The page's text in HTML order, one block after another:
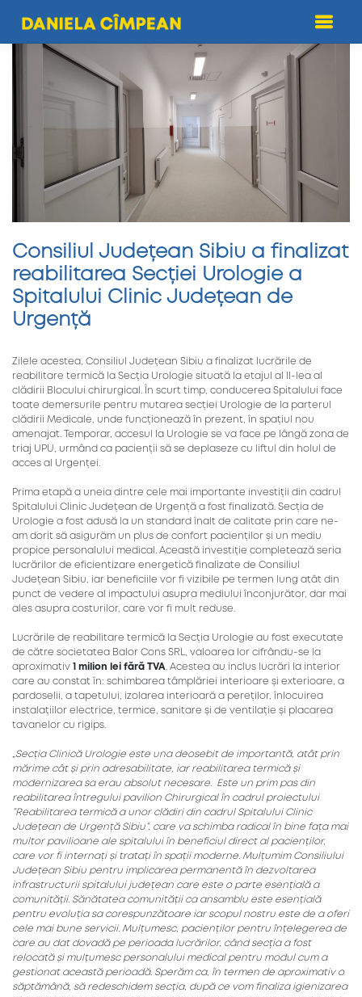
Consiliul Județean Sibiu a finalizat
reabilitarea Secției Urologie a
Spitalului Clinic Județean de
Urgență
Zilele acestea, Consiliul Județean Sibiu a finalizat lucrările de
reabilitare termică la Secția Urologie situată la etajul al II-lea al
clădirii Blocului chirurgical. În scurt timp, conducerea Spitalului face
toate demersurile pentru mutarea secției Urologie de la parterul
clădirii Medicale, unde funcționează în prezent, în spațiul nou
amenajat. Temporar, accesul la Urologie se va face pe lângă zona de
triaj UPU, urmând ca pacienții să se deplaseze cu liftul din holul de
acces al Urgenței.
Prima etapă a uneia dintre cele mai importante investiții din cadrul
Spitalului Clinic Județean de Urgență a fost finalizată. Secția de
Urologie a fost adusă la un standard înalt de calitate prin care ne-
am dorit să asigurăm un plus de confort pacienților și un mediu
propice personalului medical. Această investiție completează seria
lucrărilor de eficientizare energetică finalizate de Consiliul
Județean Sibiu, iar beneficiile vor fi vizibile pe termen lung atât din
punct de vedere al impactului asupra mediului înconjurător, dar mai
ales asupra costurilor, care vor fi mult reduse.
Lucrările de reabilitare termică la Secția Urologie au fost executate
de către societatea Balor Cons SRL, valoarea lor cifrându-se la
aproximativ 1 milion lei fără TVA . Acestea au inclus lucrări la interior
care au constat în: schimbarea tâmplăriei interioare și exterioare, a
pardoselii, a tapetului, izolarea interioară a pereților, înlocuirea
instalațiilor electrice, termice, sanitare și de ventilație și placarea
tavanelor cu rigips.
„Secția Clinică Urologie este una deosebit de importantă, atât prin
mărime cât și prin adresabilitate, iar reabilitarea termică și
modernizarea sa erau absolut necesare. Este un prim pas din
reabilitarea întregului pavilion Chirurgical în cadrul proiectului
”Reabilitarea termică a unor clădiri din cadrul Spitalului Clinic
Județean de Urgență Sibiu”, care va schimba radical în bine fața mai
multor pavilioane ale spitalului în beneficiul direct al pacienților,
care vor fi internați și tratați în spații moderne. Mulțumim Consiliului
Județean Sibiu pentru implicarea permanentă în dezvoltarea
infrastructurii spitalului județean care este o parte esențială a
comunității. Sănătatea comunității ca ansamblu este esențială
pentru evoluția sa corespunzătoare iar scopul nostru este de a oferi
cele mai bune servicii. Mulțumesc, pacienților pentru înțelegerea de
care au dat dovadă pe perioada lucrărilor, când secția a fost
relocată și mulțumesc personalului medical pentru modul cum a
gestionat această perioadă. Sperăm ca, în termen de aproximativ o
săptămână, să redeschidem secția, după ce vom finaliza igienizarea